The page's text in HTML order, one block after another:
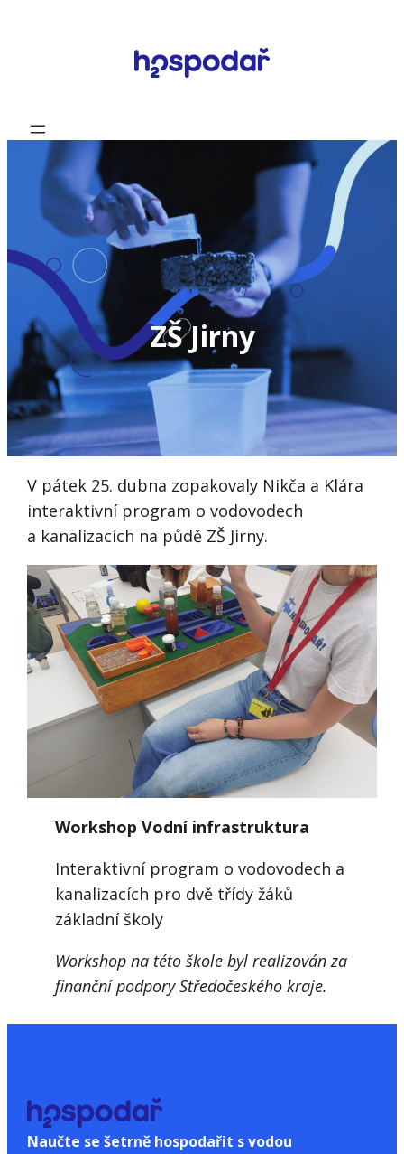
ZŠ Jirny
V pátek 25. dubna zopakovaly Nikča a Klára
interaktivní program o vodovodech
a kanalizacích na půdě ZŠ Jirny.
Workshop Vodní infrastruktura
Interaktivní program o vodovodech a
kanalizacích pro dvě třídy žáků
základní školy
Workshop na této škole byl realizován za
finanční podpory Středočeského kraje.
Naučte se šetrně hospodařit s vodou